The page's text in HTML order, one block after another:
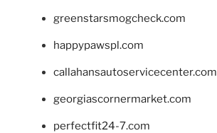
greenstarsmogcheck.com
happypawspl.com
callahansautoservicecenter.com
georgiascornermarket.com
perfectfit24-7.com